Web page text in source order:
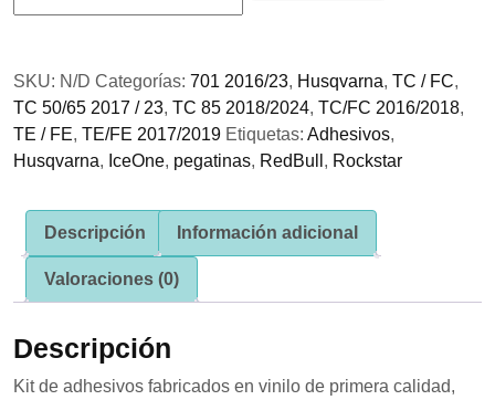
Azul
cantidad
SKU: N/D Categorías: 701 2016/23, Husqvarna, TC / FC,
TC 50/65 2017 / 23, TC 85 2018/2024, TC/FC 2016/2018,
TE / FE, TE/FE 2017/2019 Etiquetas: Adhesivos,
Husqvarna, IceOne, pegatinas, RedBull , Rockstar
Descripción Información adicional
Valoraciones (0)
Descripción
Kit de adhesivos fabricados en vinilo de primera calidad,
se usa la
Experiencia
Para que
nuestra web
funcione lo
visita. Si
rechaza estas
algunas
funcionalidades
de la web.